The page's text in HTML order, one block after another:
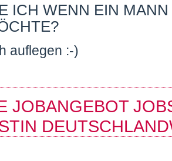
ICH WENN EIN
auflegen :-)
JOBANGEBOT